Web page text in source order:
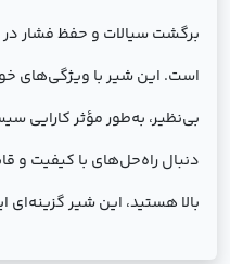
برگشت سیالات و حفظ فشار
است. این شیر با ویژگی‌های
بی‌نظیر، به‌طور مؤثر کارایی
دنبال راه‌حل‌های با کیفیت و
بالا هستید، این شیر گزینه‌ای